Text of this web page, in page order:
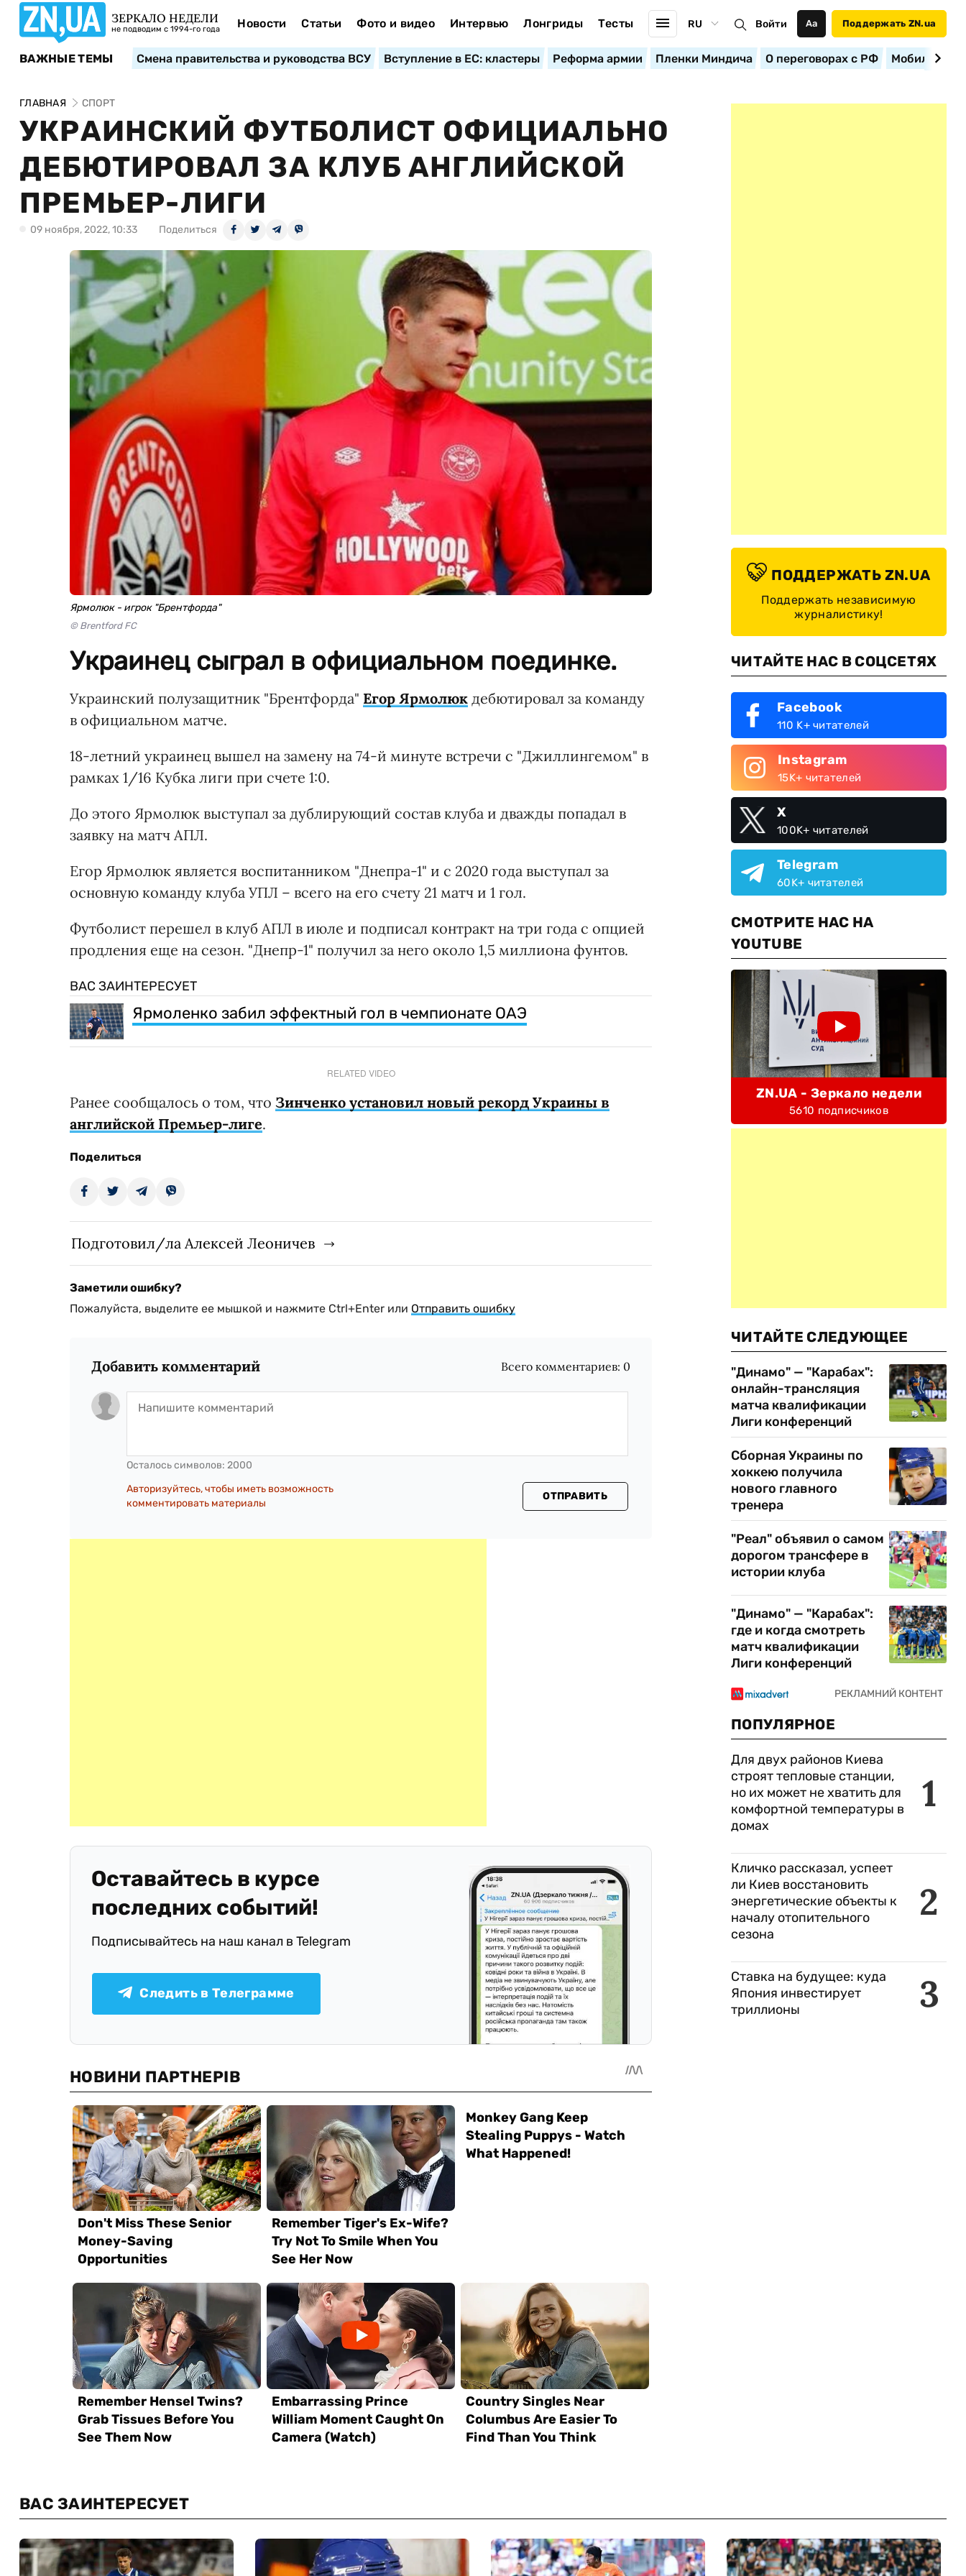
ЗЕРКАЛО НЕДЕЛИ
не подводим с 1994-го года Новости Статьи Фото и видео Интервью Лонгриды Тесты RU Войти Аа Поддержать ZN.ua
ВАЖНЫЕ ТЕМЫ Смена правительства и руководства ВСУ Вступление в ЕС: кластеры Реформа армии Пленки Миндича О переговорах с РФ
ГЛАВНАЯ СПОРТ
УКРАИНСКИЙ ФУТБОЛИСТ ОФИЦИАЛЬНО
ДЕБЮТИРОВАЛ ЗА КЛУБ АНГЛИЙСКОЙ
ПРЕМЬЕР-ЛИГИ
09 ноября, 2022, 10:33 Поделиться
Ярмолюк - игрок "Брентфорда"
© Brentford FC
Украинец сыграл в официальном поединке.
Украинский полузащитник "Брентфорда" Егор Ярмолюк дебютировал за команду
в официальном матче.
18-летний украинец вышел на замену на 74-й минуте встречи с "Джиллингемом" в
рамках 1/16 Кубка лиги при счете 1:0.
До этого Ярмолюк выступал за дублирующий состав клуба и дважды попадал в
заявку на матч АПЛ.
Егор Ярмолюк является воспитанником "Днепра-1" и с 2020 года выступал за
основную команду клуба УПЛ – всего на его счету 21 матч и 1 гол.
Футболист перешел в клуб АПЛ в июле и подписал контракт на три года с опцией
продления еще на сезон. "Днепр-1" получил за него около 1,5 миллиона фунтов.
ВАС ЗАИНТЕРЕСУЕТ
Ярмоленко забил эффектный гол в чемпионате ОАЭ
RELATED VIDEO
Ранее сообщалось о том, что Зинченко установил новый рекорд Украины в
английской Премьер-лиге.
Поделиться
Подготовил/ла Алексей Леоничев
Заметили ошибку?
Пожалуйста, выделите ее мышкой и нажмите Ctrl+Enter или Отправить ошибку
Добавить комментарий Всего комментариев: 0
Осталось символов: 2000
Авторизуйтесь, чтобы иметь возможность
комментировать материалы
ОТПРАВИТЬ
Оставайтесь в курсе
последних событий!
Подписывайтесь на наш канал в Telegram
Следить в Телеграмме
ПОДДЕРЖАТЬ ZN.UA
Поддержать независимую
журналистику!
ЧИТАЙТЕ НАС В СОЦСЕТЯХ
Facebook
110 K+ читателей
Instagram
15K+ читателей
X
100K+ читателей
Telegram
60K+ читателей
СМОТРИТЕ НАС НА
YOUTUBE
ZN.UA - Зеркало недели
5610 подписчиков
ЧИТАЙТЕ СЛЕДУЮЩЕЕ
"Динамо" — "Карабах":
онлайн-трансляция
матча квалификации
Лиги конференций
Сборная Украины по
хоккею получила
нового главного
тренера
"Реал" объявил о самом
дорогом трансфере в
истории клуба
"Динамо" — "Карабах":
где и когда смотреть
матч квалификации
Лиги конференций
ПОПУЛЯРНОЕ
1
Для двух районов Киева
строят тепловые станции,
но их может не хватить для
комфортной температуры в
домах
2
Кличко рассказал, успеет
ли Киев восстановить
энергетические объекты к
началу отопительного
сезона
3
Ставка на будущее: куда
Япония инвестирует
триллионы
ВАС ЗАИНТЕРЕСУЕТ